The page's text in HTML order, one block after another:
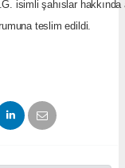
isimli şahıslar
teslim edildi.